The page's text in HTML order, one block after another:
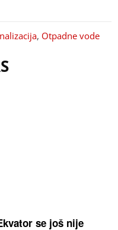
, Otpadne vode
se još nije